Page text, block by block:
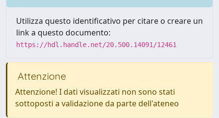
Utilizza questo identificativo per citare o creare un
link a questo documento:
https://hdl.handle.net/20.500.14091/12461
Attenzione
Attenzione! I dati visualizzati non sono stati
sottoposti a validazione da parte dell'ateneo